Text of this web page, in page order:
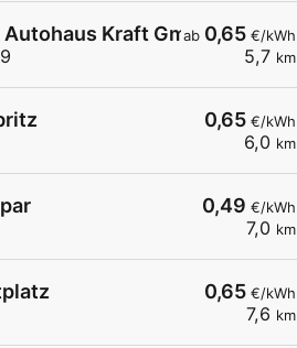
ab 0,65€/kWh
5,7 km
Kraft GmbH
0,65€/kWh
6,0 km
0,49 €/kWh
7,0 km
0,65€/kWh
7,6 km